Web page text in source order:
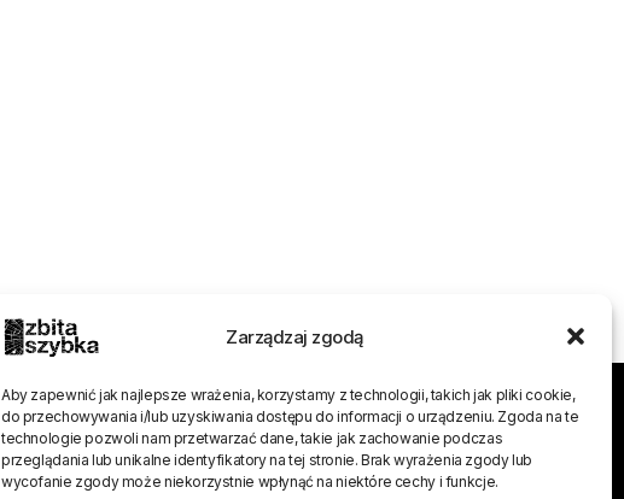
Zarządzaj zgodą
Aby zapewnić jak najlepsze wrażenia, korzystamy z technologii, takich jak pliki cookie,
do przechowywania i/lub uzyskiwania dostępu do informacji o urządzeniu. Zgoda na te
technologie pozwoli nam przetwarzać dane, takie jak zachowanie podczas
przeglądania lub unikalne identyfikatory na tej stronie. Brak wyrażenia zgody lub
wycofanie zgody może niekorzystnie wpłynąć na niektóre cechy i funkcje.
j